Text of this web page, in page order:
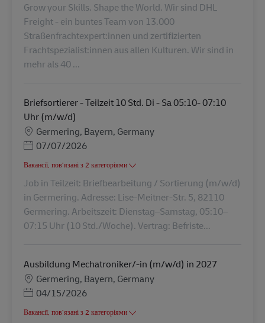
Grow your Skills. Shape the World. Wir sind DHL
Freight - ein buntes Team von 13.000
Straßenfrachtexpert:innen und zertifizierten
Frachtspezialist:innen aus allen Kulturen. Wir sind in
mehr als 40 ...
Briefsortierer - Teilzeit 10 Std. Di - Sa 05:10- 07:10
Uhr (m/w/d)
Місцезнаходження
Germering, Bayern, Germany
Posted Date
07/07/2026
Вакансії, пов’язані з 2 категоріями
Job in Teilzeit: Briefbearbeitung / Sortierung (m/w/d)
in Germering. Adresse: Lise-Meitner-Str. 5, 82110
Germering. Arbeitszeit: Dienstag–Samstag, 05:10–
07:15 Uhr (10 Std./Woche). Vertrag: Befriste...
Ausbildung Mechatroniker/-in (m/w/d) in 2027
Місцезнаходження
Germering, Bayern, Germany
Posted Date
04/15/2026
Вакансії, пов’язані з 2 категоріями